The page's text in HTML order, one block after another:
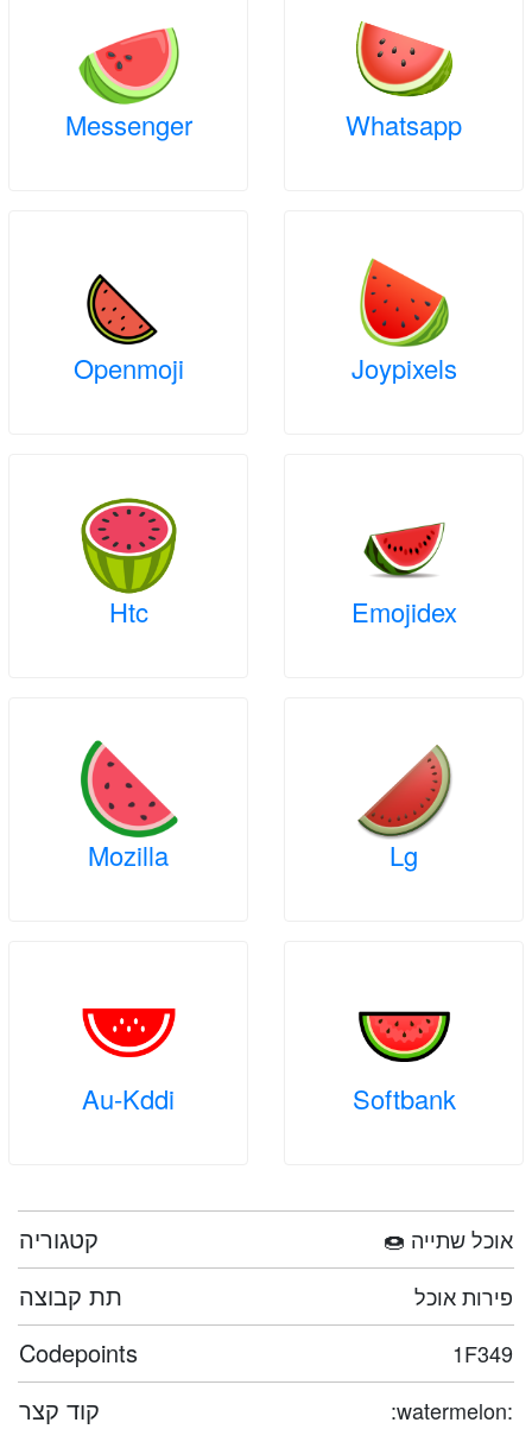
Whatsapp
Messenger
Joypixels
Openmoji
Emojidex
Htc
Lg
Mozilla
Softbank
Au-Kddi
קטגוריה 🍩 אוכל שתייה
תת קבוצה פירות אוכל
Codepoints 1F349
קוד קצר :watermelon: